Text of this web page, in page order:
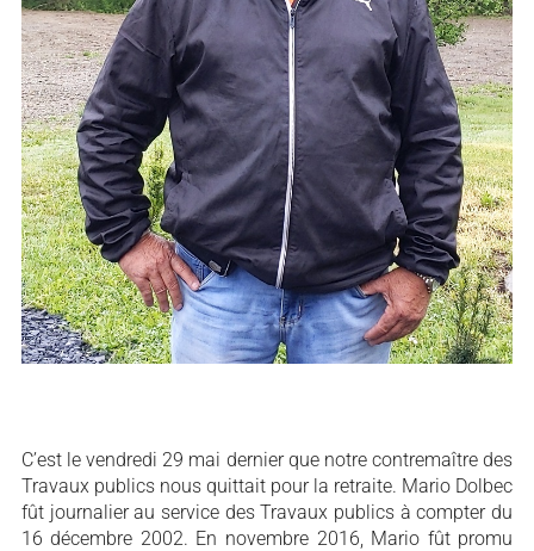
C’est le vendredi 29 mai dernier que notre contremaître des
Travaux publics nous quittait pour la retraite. Mario Dolbec
fût journalier au service des Travaux publics à compter du
16 décembre 2002. En novembre 2016, Mario fût promu